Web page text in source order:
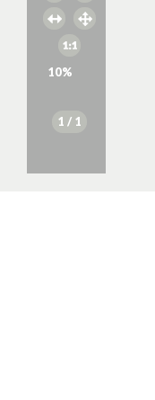
10%
1 / 1